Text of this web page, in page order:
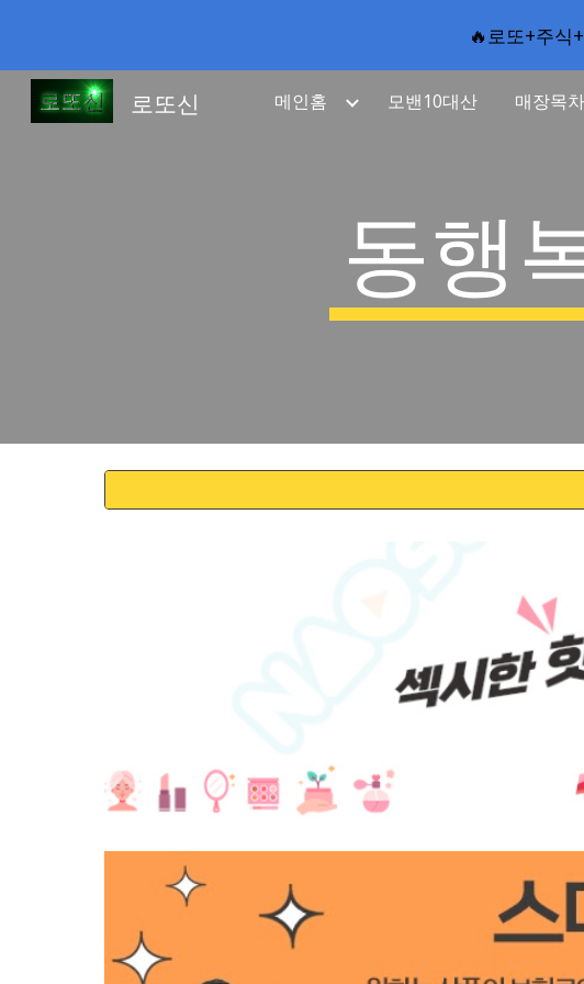
Skip to main
🔥로또+주식
로또신 메인홈 모밴10대산 매장목차
동행